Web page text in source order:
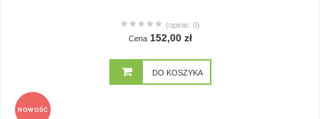
(opinie: 0)
Cena 152,00 zł
DO KOSZYKA
NOWOŚĆ